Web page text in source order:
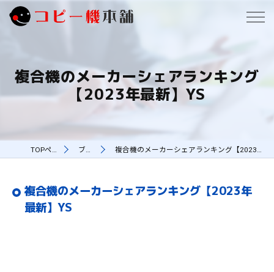
複合機のメーカーシェアランキング
【2023年最新】YS
TOPページ ブログ 複合機のメーカーシェアランキング【2023年最新】YS
複合機のメーカーシェアランキング【2023年
最新】YS